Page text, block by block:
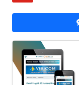
KALSEL
WN
KALTIM